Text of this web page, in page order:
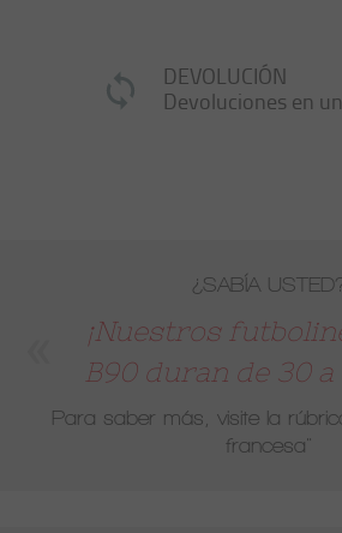
DEVOLUCIÓN
Devoluciones en
¿SABÍA
¡Nuestros
B90 duran de 30 a
Para saber más, visite la
francesa"